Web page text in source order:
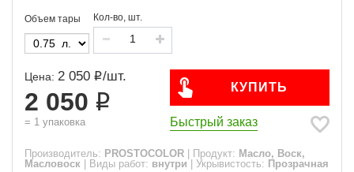
Объем тары Кол-во, шт.
Цена: 2 050 /шт.
2 050
= 1 упаковка
КУПИТЬ
Быстрый заказ
Производитель: PROSTOCOLOR Продукт: Масло, Воск,
Масловоск
Виды работ: внутри Укрывистость: Прозрачная